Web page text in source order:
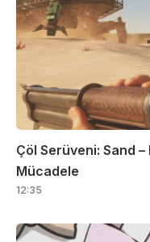
Çöl Serüveni: Sand
Mücadele
12:35